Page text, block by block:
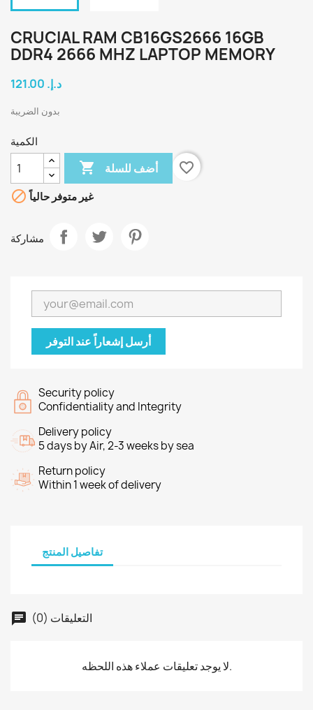
CRUCIAL RAM CB16GS2666 16GB
DDR4 2666 MHZ LAPTOP MEMORY
121.00 د.إ.‏
بدون الضريبة
الكمية
 أضف للسلة
favorite_border
 غير متوفر حالياً
مشاركة
أرسل إشعاراً عند التوفر
Security policy
Confidentiality and Integrity
Delivery policy
5 days by Air, 2-3 weeks by sea
Return policy
Within 1 week of delivery
تفاصيل المنتج
التعليقات (0)
لا يوجد تعليقات عملاء هذه اللحظه.